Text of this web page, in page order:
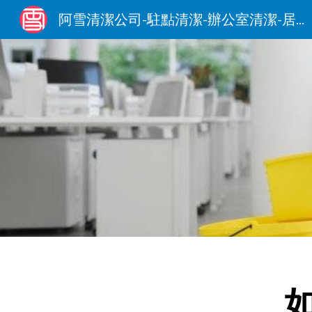
阿雪清潔公司-駐點清潔-辦公室清潔-居家清潔-0906-090-153